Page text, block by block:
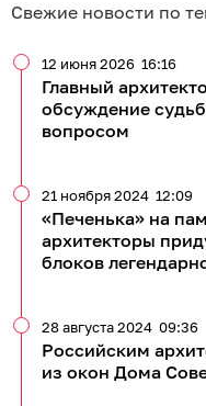
Свежие новости по
Главный
обсуждение
вопросом
12 июня 2026 16:16
«Печенька» на
архитекторы
блоков
21 ноября 2024 12:09
Российским
из окон Дома
28 августа 2024 09:36